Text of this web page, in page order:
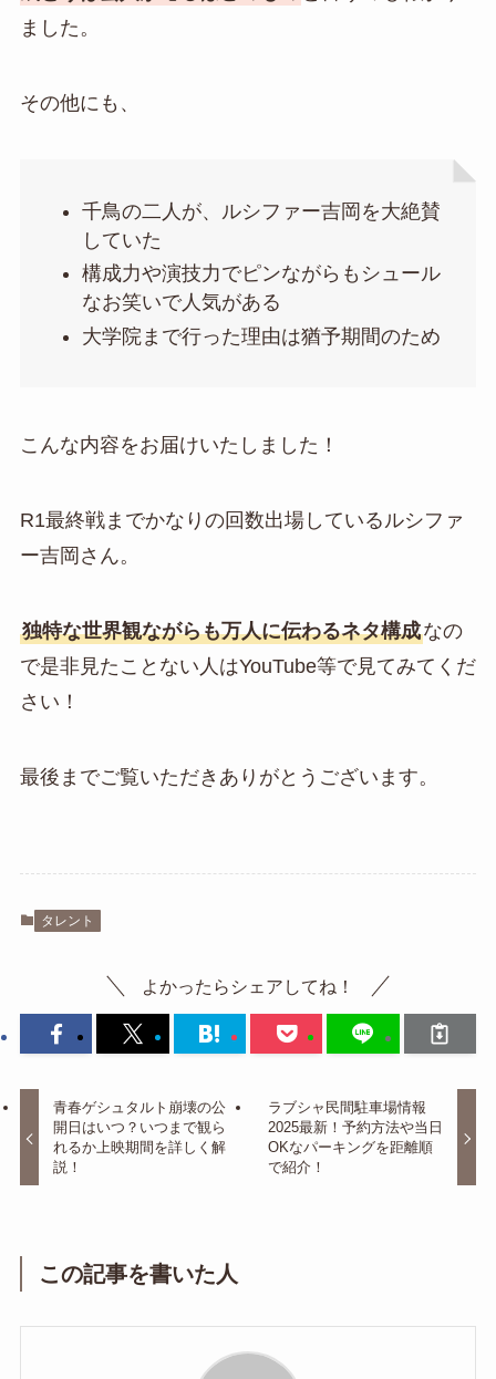
ました。
その他にも、
千鳥の二人が、ルシファー吉岡を大絶賛
していた
構成力や演技力でピンながらもシュール
なお笑いで人気がある
大学院まで行った理由は猶予期間のため
こんな内容をお届けいたしました！
R1最終戦までかなりの回数出場しているルシファ
ー吉岡さん。
独特な世界観ながらも万人に伝わるネタ構成なの
で是非見たことない人はYouTube等で見てみてくだ
さい！
最後までご覧いただきありがとうございます。
タレント
よかったらシェアしてね！
青春ゲシュタルト崩壊の公
開日はいつ？いつまで観ら
れるか上映期間を詳しく解
説！
ラブシャ民間駐車場情報
2025最新！予約方法や当日
OKなパーキングを距離順
で紹介！
この記事を書いた人